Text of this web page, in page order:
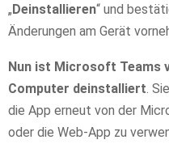
„Deinstallieren“ und
Änderungen am Gerät
Nun ist Microsoft Teams
Computer deinstalliert .
die App erneut von der
oder die Web-App zu